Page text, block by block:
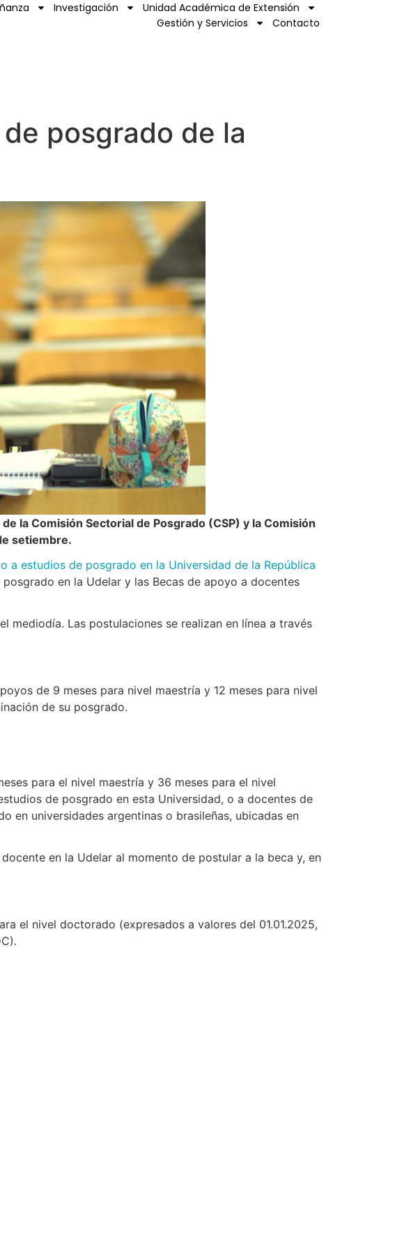
Investigación
Unidad Académica de Extensión
Gestión y Servicios
Contacto
posgrado de la
la Comisión Sectorial de Posgrado (CSP) y la Comisión
setiembre.
a estudios de posgrado en la Universidad de la República
en la Udelar y las Becas de apoyo a docentes
mediodía. Las postulaciones se realizan en línea a través
de 9 meses para nivel maestría y 12 meses para nivel
de su posgrado.
para el nivel maestría y 36 meses para el nivel
de posgrado en esta Universidad, o a docentes de
en universidades argentinas o brasileñas, ubicadas en
en la Udelar al momento de postular a la beca y, en
el nivel doctorado (expresados a valores del 01.01.2025,